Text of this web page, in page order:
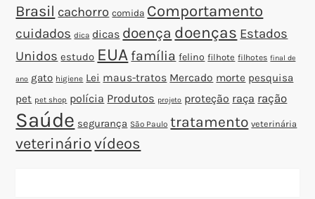
Brasil cachorro comida Comportamento
cuidados dica dicas doença doenças Estados
Unidos estudo EUA família felino filhote filhotes final de
ano gato higiene Lei maus-tratos Mercado morte pesquisa
pet pet shop polícia Produtos projeto proteção raça ração
Saúde segurança São Paulo tratamento veterinária
veterinário vídeos